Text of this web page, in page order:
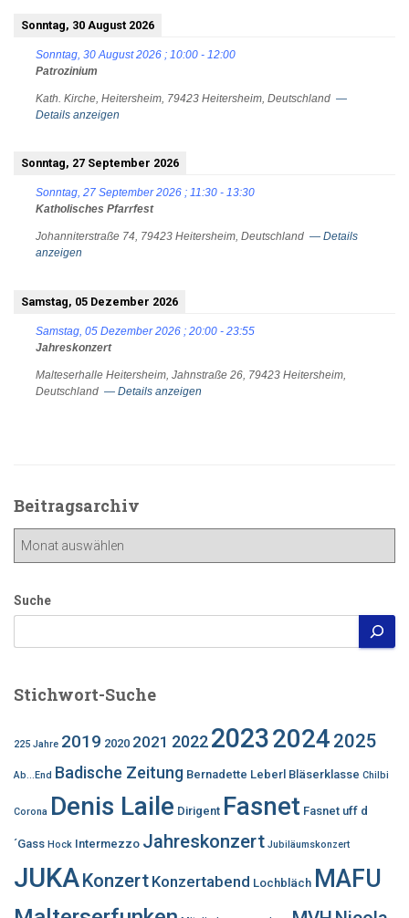
Sonntag, 30 August 2026
Sonntag, 30 August 2026 ; 10:00 - 12:00
Patrozinium
Kath. Kirche, Heitersheim, 79423 Heitersheim, Deutschland —
Details anzeigen
Sonntag, 27 September 2026
Sonntag, 27 September 2026 ; 11:30 - 13:30
Katholisches Pfarrfest
Johanniterstraße 74, 79423 Heitersheim, Deutschland — Details
anzeigen
Samstag, 05 Dezember 2026
Samstag, 05 Dezember 2026 ; 20:00 - 23:55
Jahreskonzert
Malteserhalle Heitersheim, Jahnstraße 26, 79423 Heitersheim,
Deutschland — Details anzeigen
Beitragsarchiv
Beitragsarchiv
Suche
Stichwort-Suche
225 Jahre 2019 2020 2021 202220232024 2025
Ab...End Badische Zeitung Bernadette Leberl Bläserklasse Chilbi
Corona Denis Laile Dirigent Fasnet Fasnet uff d
´Gass Hock Intermezzo Jahreskonzert Jubiläumskonzert
JUKA Konzert Konzertabend Lochbläch MAFU